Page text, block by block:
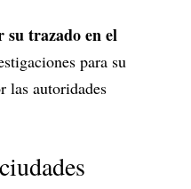
trazado en el
para su
las autoridades